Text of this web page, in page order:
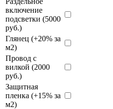
включение
подсветки (5000
руб.)
Глянец (+20% за
м2)
Провод с
вилкой (2000
руб.)
Защитная
пленка (+15% за
м2)